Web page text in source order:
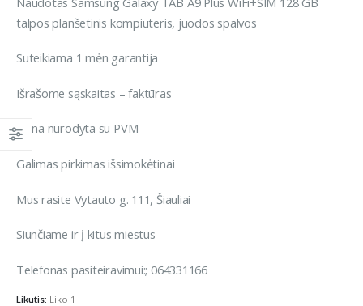
talpos planšetinis kompiuteris, juodos spalvos
Suteikiama 1 mėn garantija
Išrašome sąskaitas – faktūras
Kaina nurodyta su PVM
Galimas pirkimas išsimokėtinai
Mus rasite Vytauto g. 111, Šiauliai
Siunčiame ir į kitus miestus
Telefonas pasiteiravimui:; 064331166
Likutis: Liko 1